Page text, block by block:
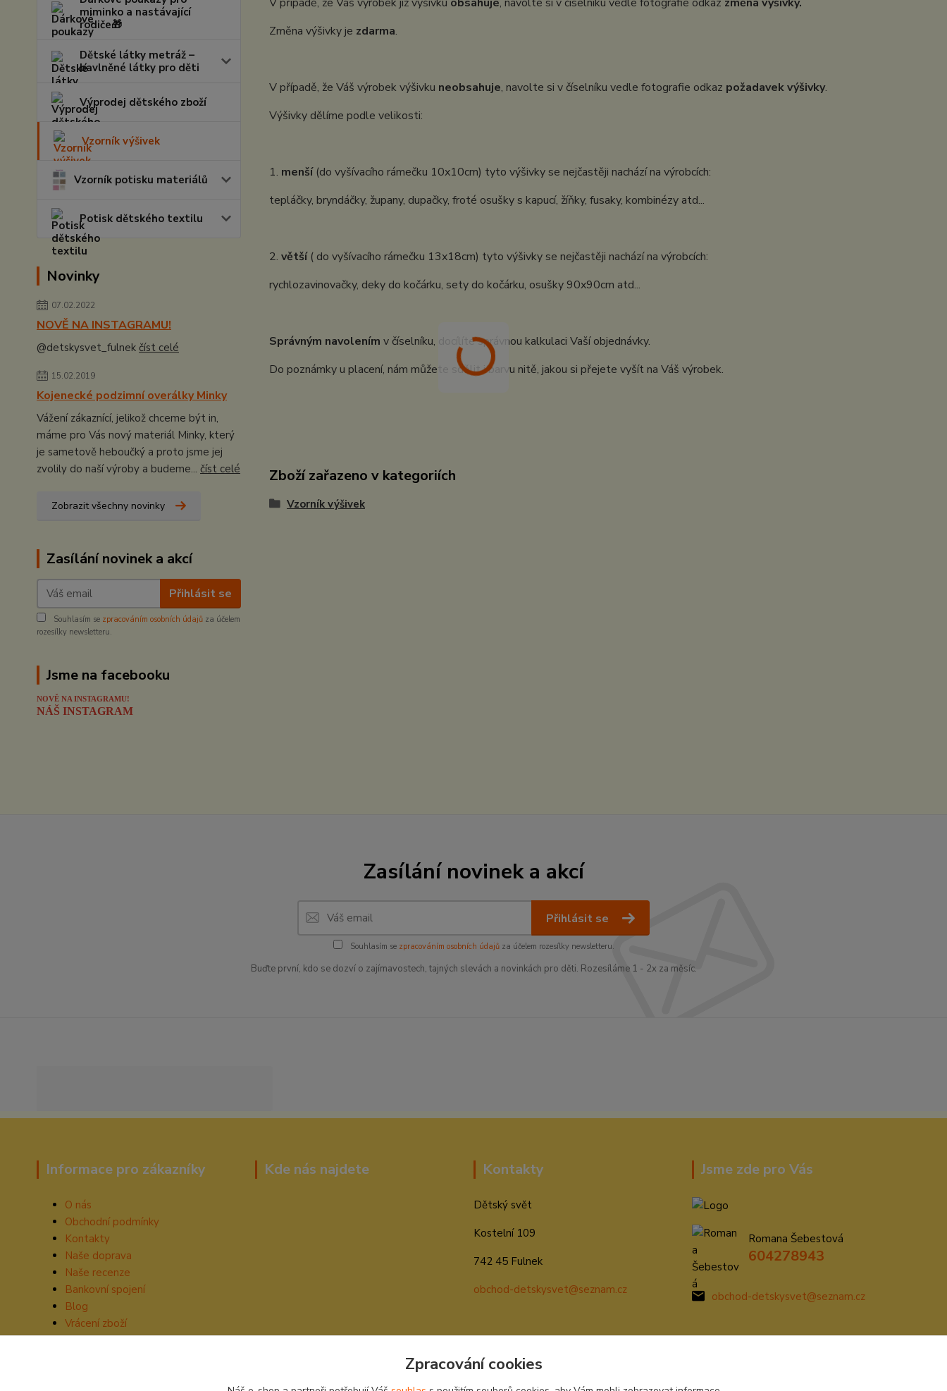
miminko a nastávající
rodiče🎁
Dětské látky metráž –
bavlněné látky pro děti
Výprodej dětského zboží
Vzorník výšivek
Vzorník potisku materiálů
Potisk dětského textilu
Novinky
07.02.2022
NOVĚ NA INSTAGRAMU!
@detskysvet_fulnek číst celé
15.02.2019
Kojenecké podzimní overálky Minky
Vážení zákaznící, jelikož chceme být in,
máme pro Vás nový materiál Minky, který
je sametově heboučký a proto jsme jej
zvolily do naší výroby a budeme... číst celé
Zobrazit všechny novinky
Zasílání novinek a akcí
Přihlásit se
Souhlasím se zpracováním osobních údajů za účelem
rozesílky newsletteru.
Jsme na facebooku
NOVĚ NA INSTAGRAMU!
NÁŠ INSTAGRAM
Změna výšivky je zdarma.
V případě, že Váš výrobek výšivku neobsahuje, navolte si v číselníku vedle fotografie odkaz požadavek výšivky.
Výšivky dělíme podle velikosti:
1. menší(do vyšívacího rámečku 10x10cm) tyto výšivky se nejčastěji nachází na výrobcích:
tepláčky, bryndáčky, župany, dupačky, froté osušky s kapucí, žíňky, fusaky, kombinézy atd...
2. větší( do vyšívacího rámečku 13x18cm) tyto výšivky se nejčastěji nachází na výrobcích:
rychlozavinovačky, deky do kočárku, sety do kočárku, osušky 90x90cm atd...
Správným navolením v číselníku, docílíte správnou kalkulaci Vaší objednávky.
Do poznámky u placení, nám můžete sdělit i barvu nitě, jakou si přejete vyšít na Váš výrobek.
Zboží zařazeno v kategoriích
Vzorník výšivek
Zasílání novinek a akcí
Přihlásit se
Souhlasím se zpracováním osobních údajůza účelem rozesílky newsletteru.
Buďte první, kdo se dozví o zajímavostech, tajných slevách a novinkách pro děti. Rozesíláme 1 - 2x za měsíc.
Informace pro zákazníky
O nás
Obchodní podmínky
Kontakty
Naše doprava
Naše recenze
Bankovní spojení
Blog
Vrácení zboží
Kde nás najdete Kontakty
Dětský svět
Kostelní 109
742 45 Fulnek
obchod-detskysvet@seznam.cz
Jsme zde pro Vás
Romana Šebestová
604278943
obchod-detskysvet@seznam.cz
Zpracování cookies